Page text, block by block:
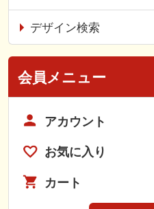
デザイン検索
会員メニュー
アカウント
お気に入り
カート